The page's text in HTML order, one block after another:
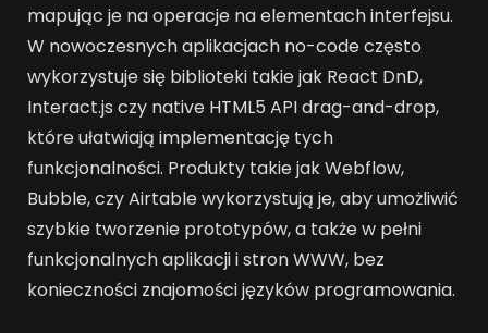
mapując je na operacje na elementach interfejsu.
W nowoczesnych aplikacjach no-code często
wykorzystuje się biblioteki takie jak React DnD,
Interact.js czy native HTML5 API drag-and-drop,
które ułatwiają implementację tych
funkcjonalności. Produkty takie jak Webflow,
Bubble, czy Airtable wykorzystują je, aby umożliwić
szybkie tworzenie prototypów, a także w pełni
funkcjonalnych aplikacji i stron WWW, bez
konieczności znajomości języków programowania.